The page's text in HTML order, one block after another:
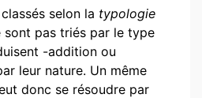
selon la typologie
sont pas triés par le type
-addition ou
leur nature. Un même
donc se résoudre par